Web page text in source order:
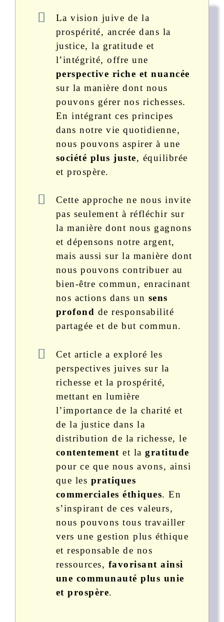
La vision juive de la
prospérité, ancrée dans la
justice, la gratitude et
l’intégrité, offre une
perspective riche et nuancée
sur la manière dont nous
pouvons gérer nos richesses.
En intégrant ces principes
dans notre vie quotidienne,
nous pouvons aspirer à une
société plus juste, équilibrée
et prospère.
Cette approche ne nous invite
pas seulement à réfléchir sur
la manière dont nous gagnons
et dépensons notre argent,
mais aussi sur la manière dont
nous pouvons contribuer au
bien-être commun, enracinant
nos actions dans un sens
profond de responsabilité
partagée et de but commun.
Cet article a exploré les
perspectives juives sur la
richesse et la prospérité,
mettant en lumière
l’importance de la charité et
de la justice dans la
distribution de la richesse, le
contentement et la gratitude
pour ce que nous avons, ainsi
que les pratiques
commerciales éthiques. En
s’inspirant de ces valeurs,
nous pouvons tous travailler
vers une gestion plus éthique
et responsable de nos
ressources, favorisant ainsi
une communauté plus unie
et prospère.